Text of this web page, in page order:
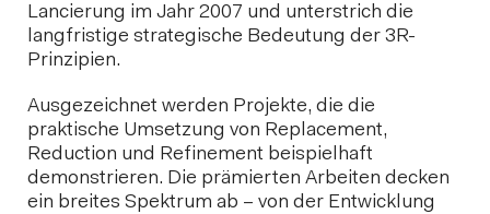
Lancierung im Jahr 2007 und unterstrich die
langfristige strategische Bedeutung der 3R-
Prinzipien.
Ausgezeichnet werden Projekte, die die
praktische Umsetzung von Replacement,
Reduction und Refinement beispielhaft
demonstrieren. Die prämierten Arbeiten decken
ein breites Spektrum ab – von der Entwicklung